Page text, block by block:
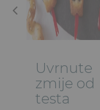
Uvrnute
zmije od
testa